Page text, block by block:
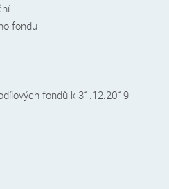
fondu
fondů k 31.12.2019